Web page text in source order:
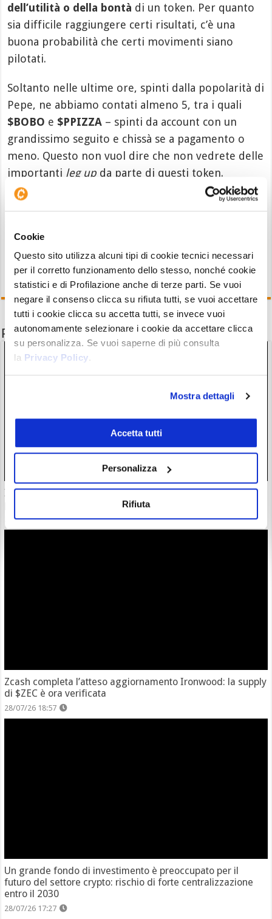
Cookie
Questo sito utilizza alcuni tipi di cookie tecnici necessari
per il corretto funzionamento dello stesso, nonché cookie
statistici e di Profilazione anche di terze parti. Se vuoi
negare il consenso clicca su rifiuta tutti, se vuoi accettare
tutti i cookie clicca su accetta tutti, se invece vuoi
autonomamente selezionare i cookie da accettare clicca
su personalizza. Se vuoi saperne di più consulta
la Privacy Policy.
Mostra dettagli
Accetta tutti
Personalizza
Rifiuta
dell’utilità o della bontà di un token. Per quanto
sia difficile raggiungere certi risultati, c’è una
buona probabilità che certi movimenti siano
pilotati.
Soltanto nelle ultime ore, spinti dalla popolarità di
Pepe, ne abbiamo contati almeno 5, tra i quali
$BOBO e $PPIZZA – spinti da account con un
grandissimo seguito e chissà se a pagamento o
meno. Questo non vuol dire che non vedrete delle
importanti leg up da parte di questi token.
Rimane – e lo ripetiamo ancora una volta a scanso
di equivoci – un gioco d’azzardo che come tale
Potrebbe interessarti anche
Il “nuovo Warren Buffett” crolla insieme all’AI. Da marzo
28/07/26 20:17
Zcash completa l’atteso aggiornamento Ironwood: la supply
di $ZEC è ora verificata
28/07/26 18:57
Un grande fondo di investimento è preoccupato per il
futuro del settore crypto: rischio di forte centralizzazione
entro il 2030
28/07/26 17:27